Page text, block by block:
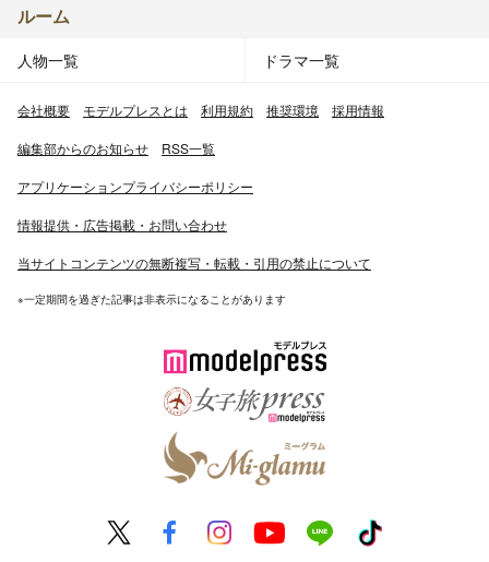
ルーム
人物一覧 ドラマ一覧
会社概要 モデルプレスとは 利用規約 推奨環境 採用情報
編集部からのお知らせ RSS一覧
アプリケーションプライバシーポリシー
情報提供・広告掲載・お問い合わせ
当サイトコンテンツの無断複写・転載・引用の禁止について
※一定期間を過ぎた記事は非表示になることがあります